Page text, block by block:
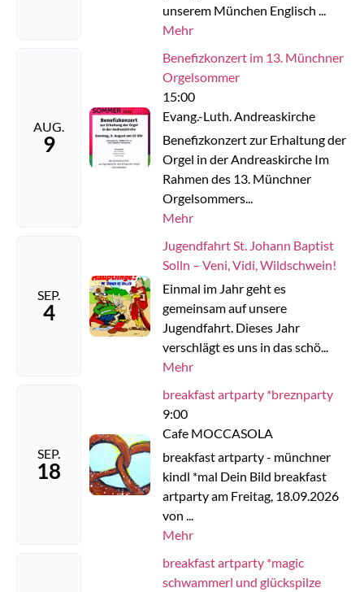
unserem München Englisch ...
Mehr
AUG.
9
Benefizkonzert im 13. Münchner
Orgelsommer
15:00
Evang.-Luth. Andreaskirche
Benefizkonzert zur Erhaltung der
Orgel in der Andreaskirche Im
Rahmen des 13. Münchner
Orgelsommers...
Mehr
SEP.
4
Jugendfahrt St. Johann Baptist
Solln – Veni, Vidi, Wildschwein!
Einmal im Jahr geht es
gemeinsam auf unsere
Jugendfahrt. Dieses Jahr
verschlägt es uns in das schö...
Mehr
SEP.
18
breakfast artparty *breznparty
9:00
Cafe MOCCASOLA
breakfast artparty - münchner
kindl *mal Dein Bild breakfast
artparty am Freitag, 18.09.2026
von ...
Mehr
breakfast artparty *magic
schwammerl und glückspilze